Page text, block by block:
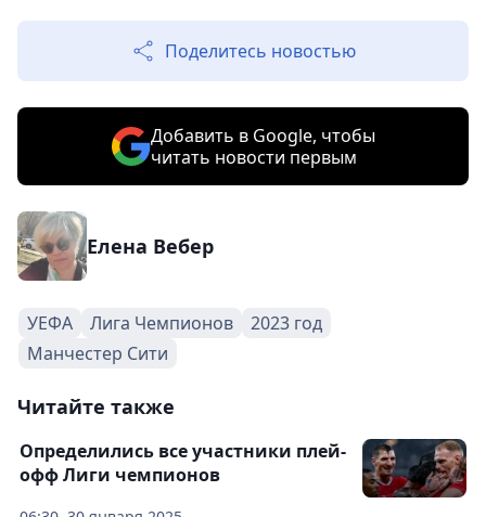
Поделитесь новостью
Добавить в Google, чтобы
читать новости первым
Елена Вебер
УЕФА Лига Чемпионов
2023 год
Манчестер Сити
Читайте также
Определились все участники плей-
офф Лиги чемпионов